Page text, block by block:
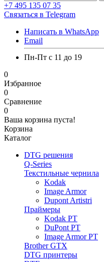
+7 495 135 07 35
Связаться в Telegram
Написать в WhatsApp
Email
Пн-Пт с 11 до 19
0
Избранное
0
Сравнение
0
Ваша корзина пуста!
Корзина
Каталог
DTG решения
Q-Series
Текстильные чернила
Kodak
Image Armor
Dupont Artistri
Праймеры
Kodak PT
DuPont PT
Image Armor PT
Brother GTX
DTG принтеры